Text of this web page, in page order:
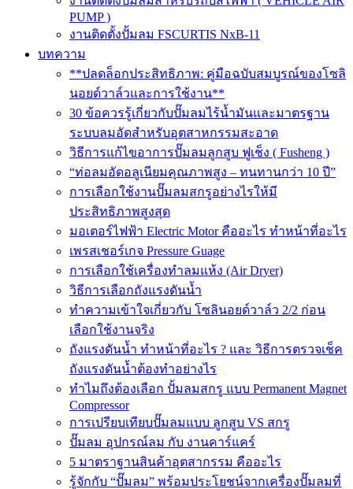
PUMP )
งานติดตั้งปั้มลม FSCURTIS NxB-11
บทความ
**ปลดล็อกประสิทธิภาพ: คู่มือฉบับสมบูรณ์ของโซลิ
นอยด์วาล์วและการใช้งาน**
30 ข้อควรรู้เกี่ยวกับปั๊มลมไร้น้ำมันและมาตรฐาน
ระบบลมอัดสำหรับอุตสาหกรรมสะอาด
วิธีการแก้ไขอาการปั๊มลมลูกสูบ ฟูเช็ง ( Fusheng )
“ท่อลมอัดอลูเนียมคุณภาพสูง – ทนทานกว่า 10 ปี”
การเลือกใช้งานปั๊มลมสกรูอย่างไรให้มี
ประสิทธิภาพสูงสุด
มอเตอร์ไฟฟ้า Electric Motor คืออะไร ทำหน้าที่อะไร
เพรสเชอร์เกจ Pressure Guage
การเลือกใช้เครื่องทำลมแห้ง (Air Dryer)
วิธีการเลือกถังแรงดันน้ำ
ทำความเข้าใจเกี่ยวกับ โซลินอยด์วาล์ว 2/2 ก่อน
เลือกใช้งานจริง
ถังแรงดันน้ำ ทำหน้าที่อะไร ? และ วิธีการตรวจเช็ค
ถังแรงดันน้ำต้องทำอย่างไร
ทำไมถึงต้องเลือก ปั้มลมสกรู แบบ Permanent Magnet
Compressor
การเปรียบเทียบปั๊มลมแบบ ลูกสูบ VS สกรู
ปั๊มลม อุปกรณ์ลม กับ งานคาร์แคร์
5 มาตราฐานสินค้าอุตสากรรม คืออะไร
รู้จักกับ “ปั๊มลม” พร้อมประโยชน์จากเครื่องปั๊มลมที่